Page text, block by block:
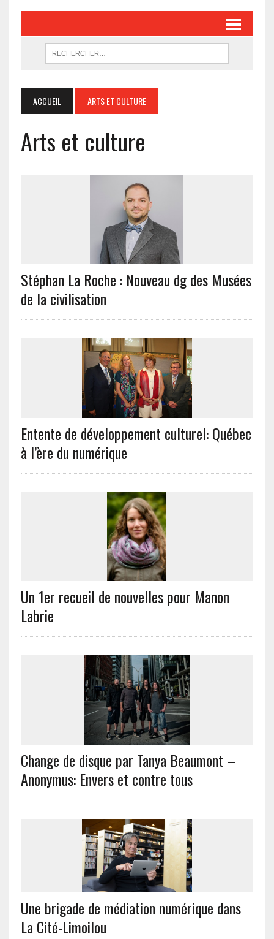
ACCUEIL ARTS ET CULTURE
Arts et culture
Stéphan La Roche : Nouveau dg des Musées
de la civilisation
Entente de développement culturel: Québec
à l’ère du numérique
Un 1er recueil de nouvelles pour Manon
Labrie
Change de disque par Tanya Beaumont –
Anonymus: Envers et contre tous
Une brigade de médiation numérique dans
La Cité-Limoilou